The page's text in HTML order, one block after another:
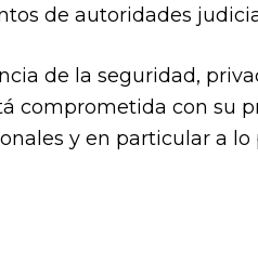
de autoridades
de la seguridad,
comprometida con su
y en particular a lo